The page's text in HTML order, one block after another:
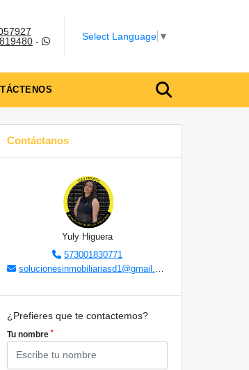
- Select Language ▼
Contáctanos
Yuly Higuera
573001830771
solucionesinmobiliariasd1@gmail.com
¿Prefieres que te contactemos?
Tu nombre *